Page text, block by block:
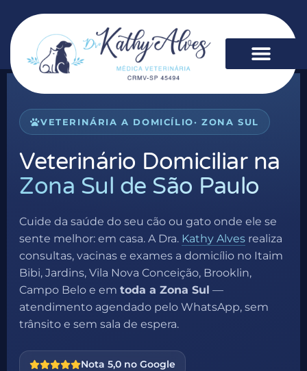
VETERINÁRIA A DOMICÍLIO· ZONA SUL
Veterinário Domiciliar na
Zona Sul de São Paulo
Cuide da saúde do seu cão ou gato onde ele se
sente melhor: em casa. A Dra. Kathy Alves realiza
consultas, vacinas e exames a domicílio no Itaim
Bibi, Jardins, Vila Nova Conceição, Brooklin,
Campo Belo e em toda a Zona Sul —
atendimento agendado pelo WhatsApp, sem
trânsito e sem sala de espera.
Nota 5,0 no Google